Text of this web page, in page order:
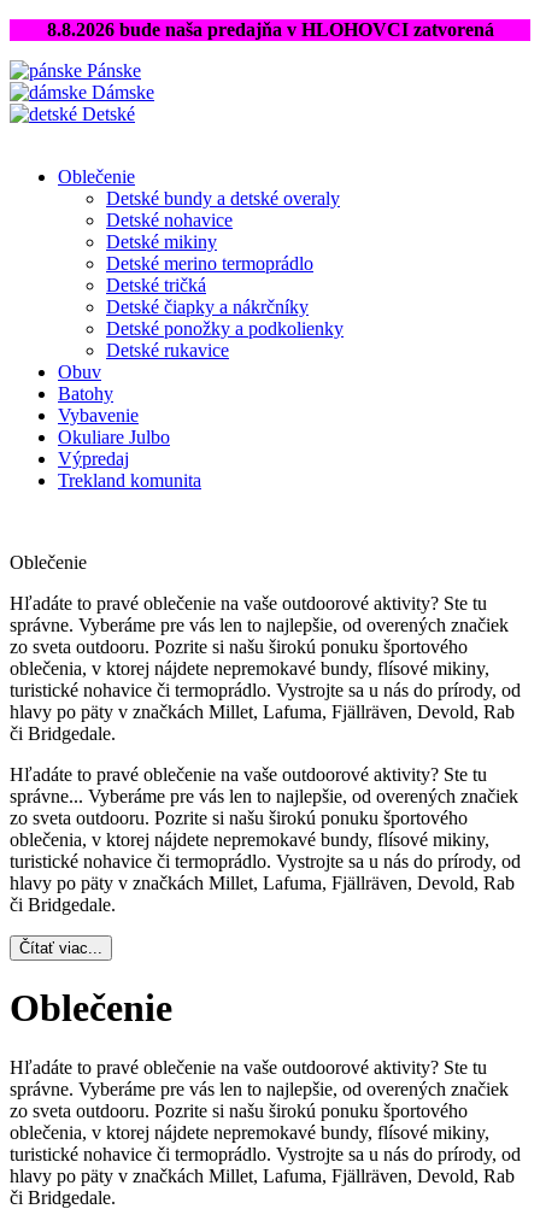
8.8.2026 bude naša predajňa v HLOHOVCI zatvorená
Pánske
Dámske
Detské
Oblečenie
Detské bundy a detské overaly
Detské nohavice
Detské mikiny
Detské merino termoprádlo
Detské tričká
Detské čiapky a nákrčníky
Detské ponožky a podkolienky
Detské rukavice
Obuv
Batohy
Vybavenie
Okuliare Julbo
Výpredaj
Trekland komunita
Oblečenie
Hľadáte to pravé oblečenie na vaše outdoorové aktivity? Ste tu
správne. Vyberáme pre vás len to najlepšie, od overených značiek
zo sveta outdooru. Pozrite si našu širokú ponuku športového
oblečenia, v ktorej nájdete nepremokavé bundy, flísové mikiny,
turistické nohavice či termoprádlo. Vystrojte sa u nás do prírody, od
hlavy po päty v značkách Millet, Lafuma, Fjällräven, Devold, Rab
či Bridgedale.
Hľadáte to pravé oblečenie na vaše outdoorové aktivity? Ste tu
správne... Vyberáme pre vás len to najlepšie, od overených značiek
zo sveta outdooru. Pozrite si našu širokú ponuku športového
oblečenia, v ktorej nájdete nepremokavé bundy, flísové mikiny,
turistické nohavice či termoprádlo. Vystrojte sa u nás do prírody, od
hlavy po päty v značkách Millet, Lafuma, Fjällräven, Devold, Rab
či Bridgedale.
Čítať viac...
Oblečenie
Hľadáte to pravé oblečenie na vaše outdoorové aktivity? Ste tu
správne. Vyberáme pre vás len to najlepšie, od overených značiek
zo sveta outdooru. Pozrite si našu širokú ponuku športového
oblečenia, v ktorej nájdete nepremokavé bundy, flísové mikiny,
turistické nohavice či termoprádlo. Vystrojte sa u nás do prírody, od
hlavy po päty v značkách Millet, Lafuma, Fjällräven, Devold, Rab
či Bridgedale.